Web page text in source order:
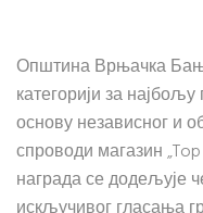
Општина Врњачка
категорији за
основу независног и
спроводи магазин
награда се додељује